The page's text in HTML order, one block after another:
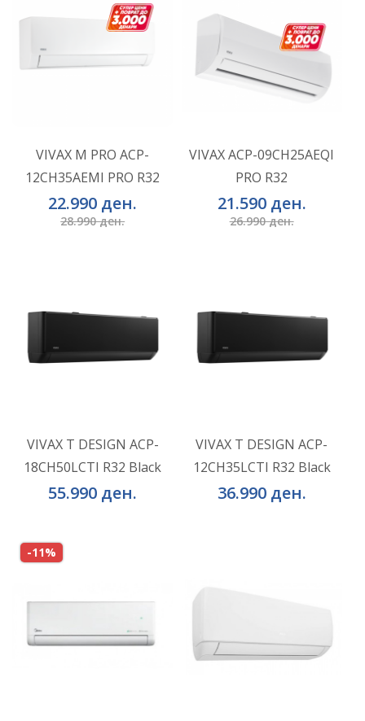
VIVAX M PRO ACP-
12CH35AEMI PRO R32
22.990 ден.
28.990 ден.
ВО КОШНИЧКА
VIVAX ACP-09CH25AEQI
PRO R32
21.590 ден.
26.990 ден.
ВО КОШНИЧКА
VIVAX T DESIGN ACP-
18CH50LCTI R32 Black
55.990 ден.
ВО КОШНИЧКА
VIVAX T DESIGN ACP-
12CH35LCTI R32 Black
36.990 ден.
ВО КОШНИЧКА
-11%